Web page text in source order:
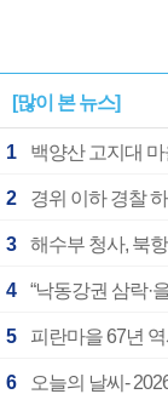
[많이 본 뉴스]
1 백양산 고지대
2 경위 이하 경찰
3 해수부 청사, 북
4 “낙동강권 삼락·
5 피란마을 67년
6 오늘의 날씨-